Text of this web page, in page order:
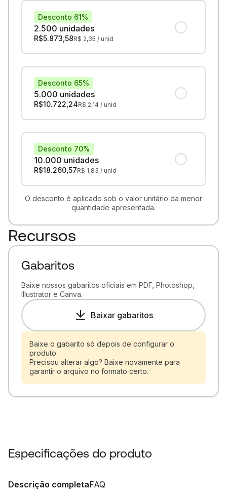
2.500 unidades
Desconto 61%
R$5.873,58R$ 2,35 / unid
5.000 unidades
Desconto 65%
R$10.722,24R$ 2,14 / unid
10.000 unidades
Desconto 70%
R$18.260,57R$ 1,83 / unid
O desconto é aplicado sob o valor unitário da menor
quantidade apresentada.
Recursos
Gabaritos
Baixe nossos gabaritos oficiais em PDF, Photoshop,
Illustrator e Canva.
Baixar gabaritos
Baixe o gabarito só depois de configurar o
produto.
Precisou alterar algo? Baixe novamente para
garantir o arquivo no formato certo.
Especificações do produto
Descrição completaFAQ